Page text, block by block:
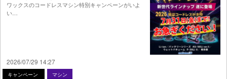
ワックスのコードレスマシン特別キャンペーンがいよ
い…
2026/07/29 14:27
キャンペーン マシン